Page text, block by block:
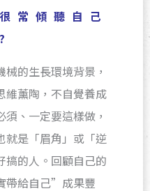
常傾聽自己
的生長環境背景，
維薰陶，不自覺養成
須、一定要這樣做，
就是「眉角」或「逆
搞的人。回顧自己的
帶給自己”成果豐